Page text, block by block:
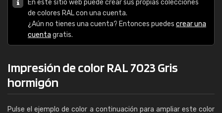
En este sitio web puede crear sus propias colecciones
de colores RAL con una cuenta.
¿Aún no tienes una cuenta? Entonces puedes crear una
cuenta gratis.
Impresión de color RAL 7023 Gris
hormigón
Pulse el ejemplo de color a continuación para ampliar este color